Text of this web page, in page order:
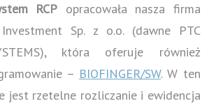
RCP opracowała nasza firma
Sp. z o.o. (dawne PTC
która oferuje również
– BIOFINGER/SW. W ten
jest rzetelne rozliczanie i ewidencja